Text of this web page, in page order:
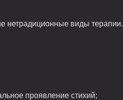
нетрадиционные виды терапии.
проявление стихий;